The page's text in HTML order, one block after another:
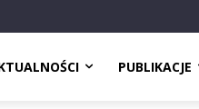
PUBLIKACJE